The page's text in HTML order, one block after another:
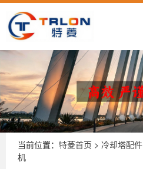
当前位置： 特菱首页 > 冷却塔配件
机